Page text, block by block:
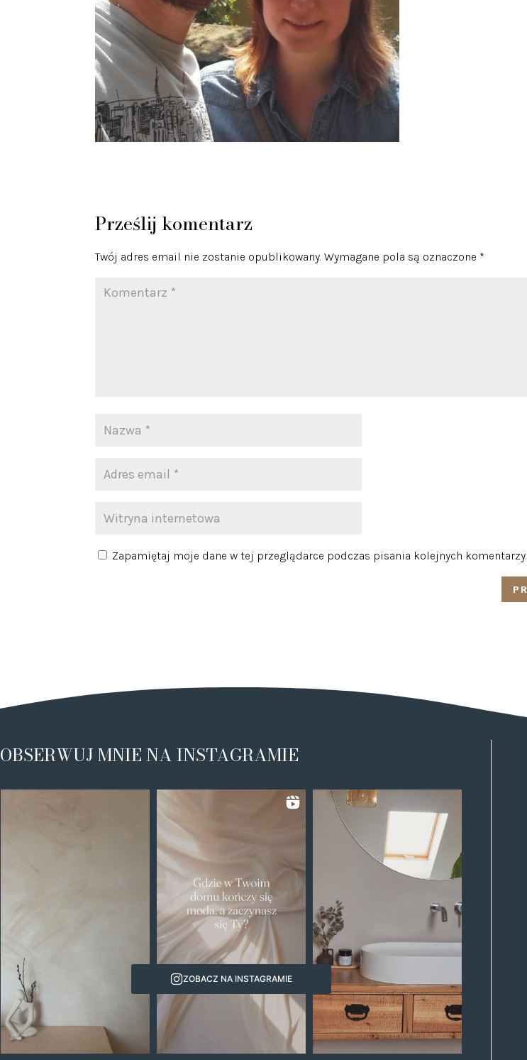
Prześlij komentarz
Twój adres email nie zostanie opublikowany. Wymagane pola są oznaczone *
Zapamiętaj moje dane w tej przeglądarce podczas pisania kolejnych komentarzy.
OBSERWUJ MNIE NA INSTAGRAMIE
ZOBACZ NA INSTAGRAMIE